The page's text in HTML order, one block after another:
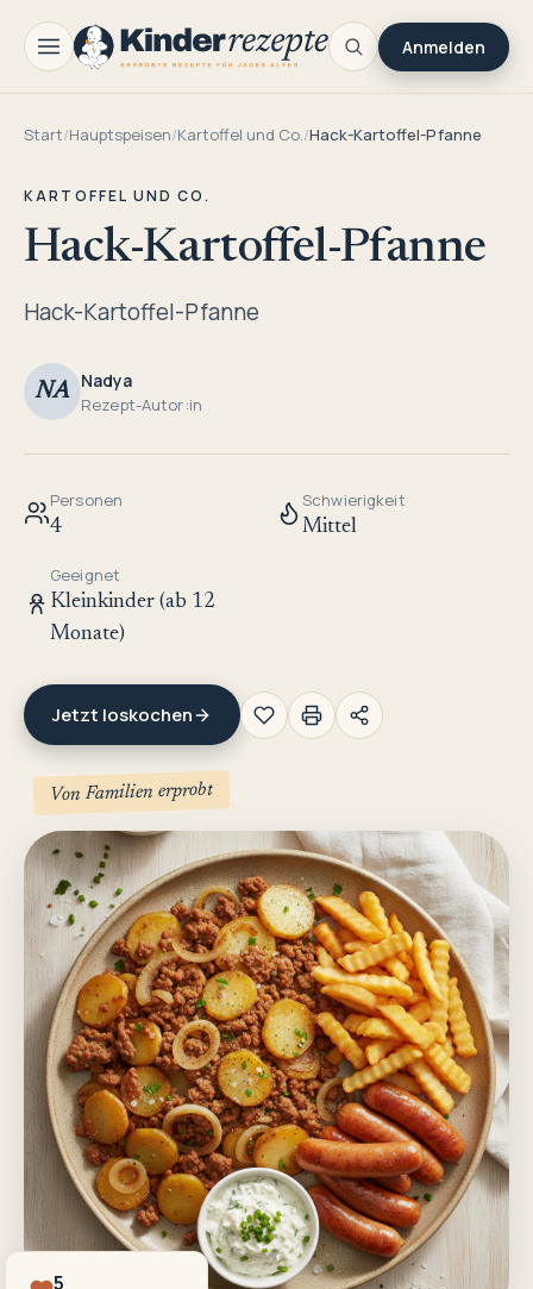
Anmelden
Start/Hauptspeisen/Kartoffel und Co./Hack-Kartoffel-Pfanne
KARTOFFEL UND CO.
Hack-Kartoffel-Pfanne
Hack-Kartoffel-Pfanne
NA Nadya
Rezept-Autor:in
Personen
4
Schwierigkeit
Mittel
Geeignet
Kleinkinder (ab 12
Monate)
Jetzt loskochen
Von Familien erprobt
5